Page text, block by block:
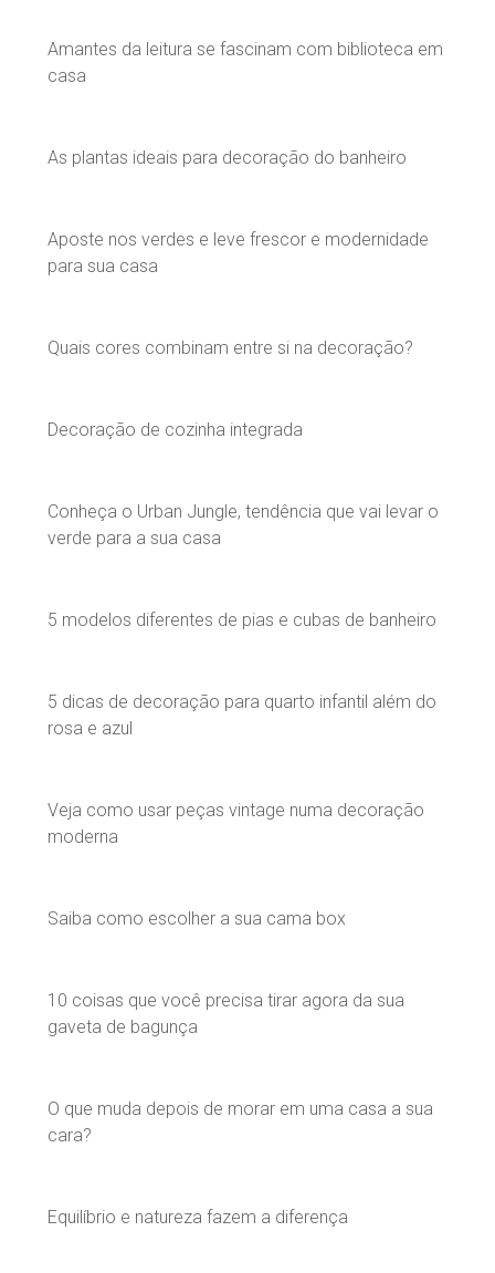
Amantes da leitura se fascinam com biblioteca em
casa
As plantas ideais para decoração do banheiro
Aposte nos verdes e leve frescor e modernidade
para sua casa
Quais cores combinam entre si na decoração?
Decoração de cozinha integrada
Conheça o Urban Jungle, tendência que vai levar o
verde para a sua casa
5 modelos diferentes de pias e cubas de banheiro
5 dicas de decoração para quarto infantil além do
rosa e azul
Veja como usar peças vintage numa decoração
moderna
Saiba como escolher a sua cama box
10 coisas que você precisa tirar agora da sua
gaveta de bagunça
O que muda depois de morar em uma casa a sua
cara?
Equilíbrio e natureza fazem a diferença